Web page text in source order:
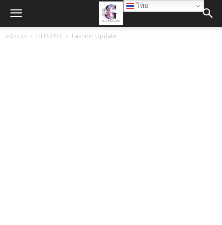
หน้าแรก LIFESTYLE Fashion Update
ไทย